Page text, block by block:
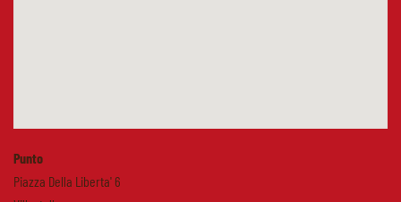
Punto
Piazza Della Liberta' 6